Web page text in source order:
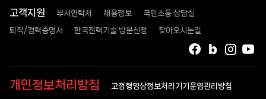
고객지원 부서연락처 채용정보 국민소통 상담실
퇴직/경력증명서 한국전력기술 방문신청 찾아오시는길
인스
블로그
페이스북
개인정보처리방침 고정형영상정보처리기기운영관리방침